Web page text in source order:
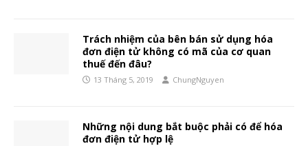
Trách nhiệm của bên bán sử dụng hóa
đơn điện tử không có mã của cơ quan
thuế đến đâu?
13 Tháng 5, 2019 ChungNguyen
Những nội dung bắt buộc phải có để hóa
đơn điện tử hợp lệ